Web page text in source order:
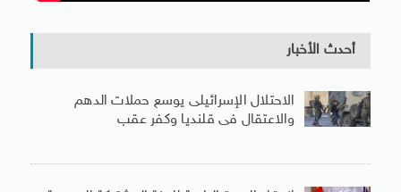
أحدث الأخبار
الاحتلال الإسرائيلى يوسع حملات الدهم
والاعتقال فى قلنديا وكفر عقب